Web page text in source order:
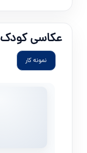
عکاسی کودک
نمونه کار